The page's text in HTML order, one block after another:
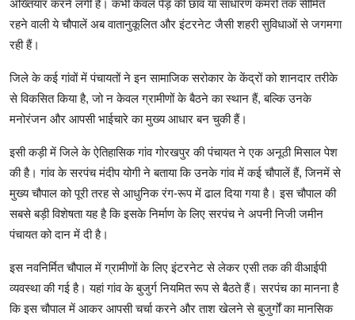
अख्तियार करने लगी हैं। कभी केवल पेड़ की छांव या साधारण कमरों तक सीमित
रहने वाली ये चौपालें अब वातानुकूलित और इंटरनेट जैसी शहरी सुविधाओं से जगमगा
रही हैं।
जिले के कई गांवों में पंचायतों ने इन सामाजिक सरोकार के केंद्रों को शानदार तरीके
से विकसित किया है, जो न केवल ग्रामीणों के बैठने का स्थान हैं, बल्कि उनके
मनोरंजन और आपसी भाईचारे का मुख्य आधार बन चुकी हैं।
इसी कड़ी में जिले के ऐतिहासिक गांव गोरखपुर की पंचायत ने एक अनूठी मिसाल पेश
की है। गांव के सरपंच मंदीप योगी ने बताया कि उनके गांव में कई चौपालें हैं, जिनमें से
मुख्य चौपाल को पूरी तरह से आधुनिक रंग-रूप में ढाल दिया गया है। इस चौपाल की
सबसे बड़ी विशेषता यह है कि इसके निर्माण के लिए सरपंच ने अपनी निजी जमीन
पंचायत को दान में दी है।
इस नवनिर्मित चौपाल में ग्रामीणों के लिए इंटरनेट से लेकर एसी तक की वीआईपी
व्यवस्था की गई है। यहां गांव के बुजुर्ग नियमित रूप से बैठते हैं। सरपंच का मानना है
कि इस चौपाल में आकर आपसी चर्चा करने और ताश खेलने से बुजुर्गों का मानसिक